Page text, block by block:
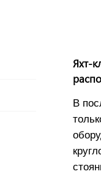
Яхт-
В